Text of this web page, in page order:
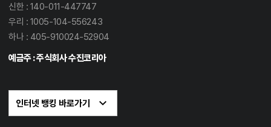
신한 : 140-011-447747
우리 : 1005-104-556243
하나 : 405-910024-52904
예금주 : 주식회사 수진코리아